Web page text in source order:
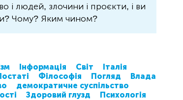
і людей, злочини і проєкти, і ви
Чому? Яким чином?
Інформація Світ
Італія
Філософія Погляд
Влада
демократичне суспільство
Здоровий глузд Психологія